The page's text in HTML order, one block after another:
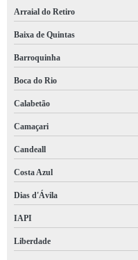
Arraial do Retiro
Baixa de Quintas
Barroquinha
Boca do Rio
Calabetão
Camaçari
Candeall
Costa Azul
Dias d'Ávila
IAPI
Liberdade